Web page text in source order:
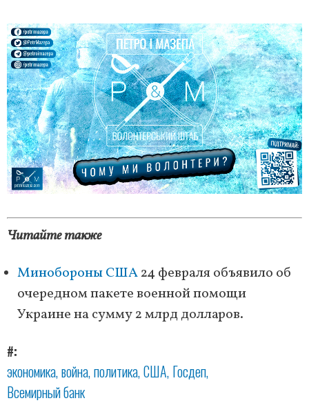
Читайте также
Минобороны США24 февраля объявило об
очередном пакете военной помощи
Украине на сумму 2 млрд долларов.
#
экономика война политика США Госдеп
Всемирный банк